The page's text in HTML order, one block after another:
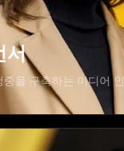
서
중을 구축하는 미디어